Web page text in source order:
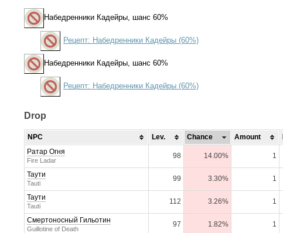
Набедренники Кадейры, шанс 60%
Рецепт: Набедренники Кадейры (60%)
Набедренники Кадейры, шанс 60%
Рецепт: Набедренники Кадейры (60%)
Drop
NPC Lev. Chance Amount
Ратар Огня
Fire Ladar
98 14.00% 1
Таути
Tauti
99 3.30% 1
Таути
Tauti
112 3.26% 1
Смертоносный Гильотин
Guillotine of Death
97 1.82% 1